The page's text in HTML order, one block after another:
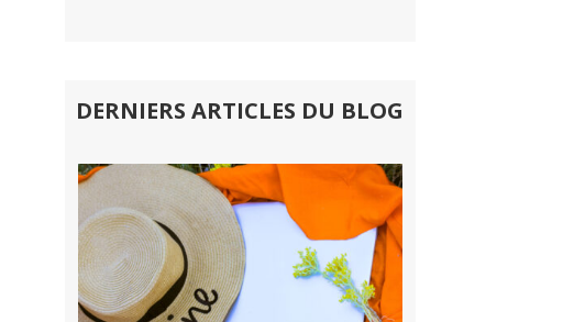
DERNIERS ARTICLES DU BLOG